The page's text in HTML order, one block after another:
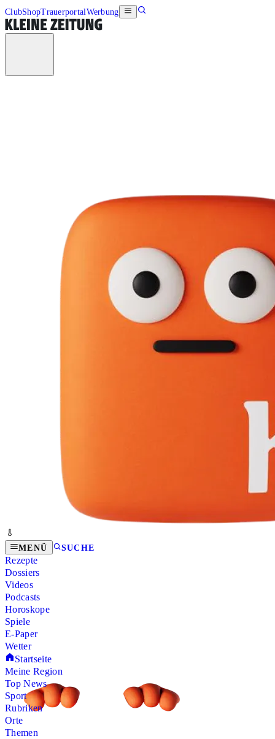
ClubShopTrauerportalWerbung
MENÜ SUCHE
Rezepte
Dossiers
Videos
Podcasts
Horoskope
Spiele
E-Paper
Wetter
Startseite
Meine Region
Top News
Sport
Rubriken
Orte
Themen